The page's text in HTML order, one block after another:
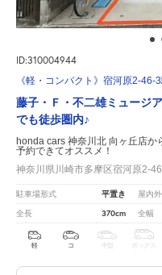
ID:310004944
《軽・コンパクト》宿河原2-46-
藤子・Ｆ・不二雄ミュージ
でも徒歩圏内♪
honda cars 神奈川北 向ヶ丘店か
予約できてオススメ！
神奈川県川崎市多摩区宿河原2-
駐車場形式 平置き 屋内
全長 370cm 全幅
軽 コ 中型 ボックス